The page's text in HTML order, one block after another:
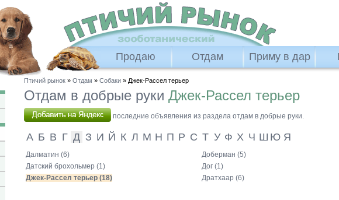
Продаю Отдам Приму в дар
Птичий рынок » Отдам » Собаки » Джек-Рассел терьер
Отдам в добрые руки Джек-Рассел терьер
последние объявления из раздела отдам в добрые руки.
А Б В Г Д З И Й К Л М Н П Р С Т У Ф Х Ч Ш Ю Я
Далматин (6)
Датский брохольмер (1)
Джек-Рассел терьер (18)
Доберман (5)
Дог (1)
Дратхаар (6)